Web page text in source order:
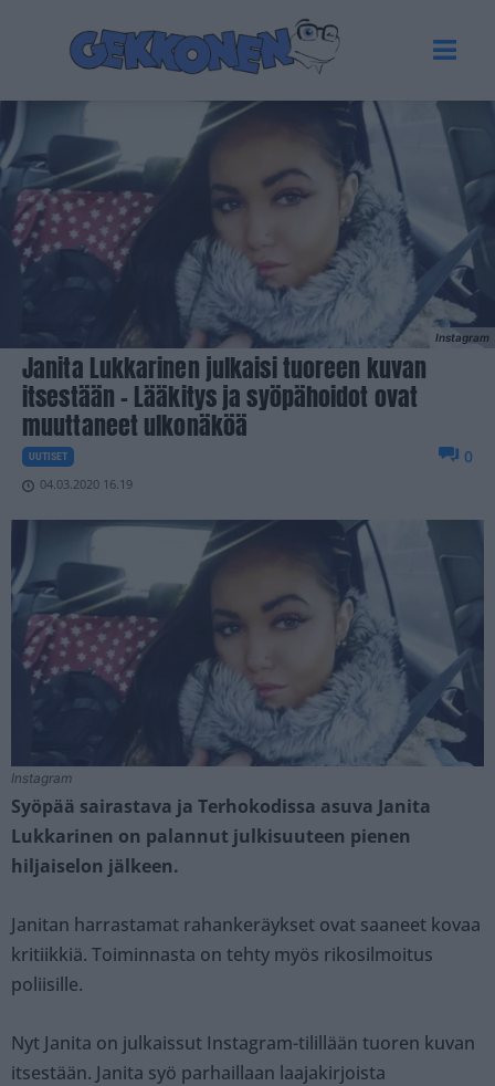
Instagram
Janita Lukkarinen julkaisi tuoreen kuvan
itsestään – Lääkitys ja syöpähoidot ovat
muuttaneet ulkonäköä
UUTISET
04.03.2020 16.19
0
Instagram
Syöpää sairastava ja Terhokodissa asuva Janita
Lukkarinen on palannut julkisuuteen pienen
hiljaiselon jälkeen.
Janitan harrastamat rahankeräykset ovat saaneet kovaa
kritiikkiä. Toiminnasta on tehty myös rikosilmoitus
poliisille.
Nyt Janita on julkaissut Instagram-tilillään tuoren kuvan
itsestään. Janita syö parhaillaan laajakirjoista